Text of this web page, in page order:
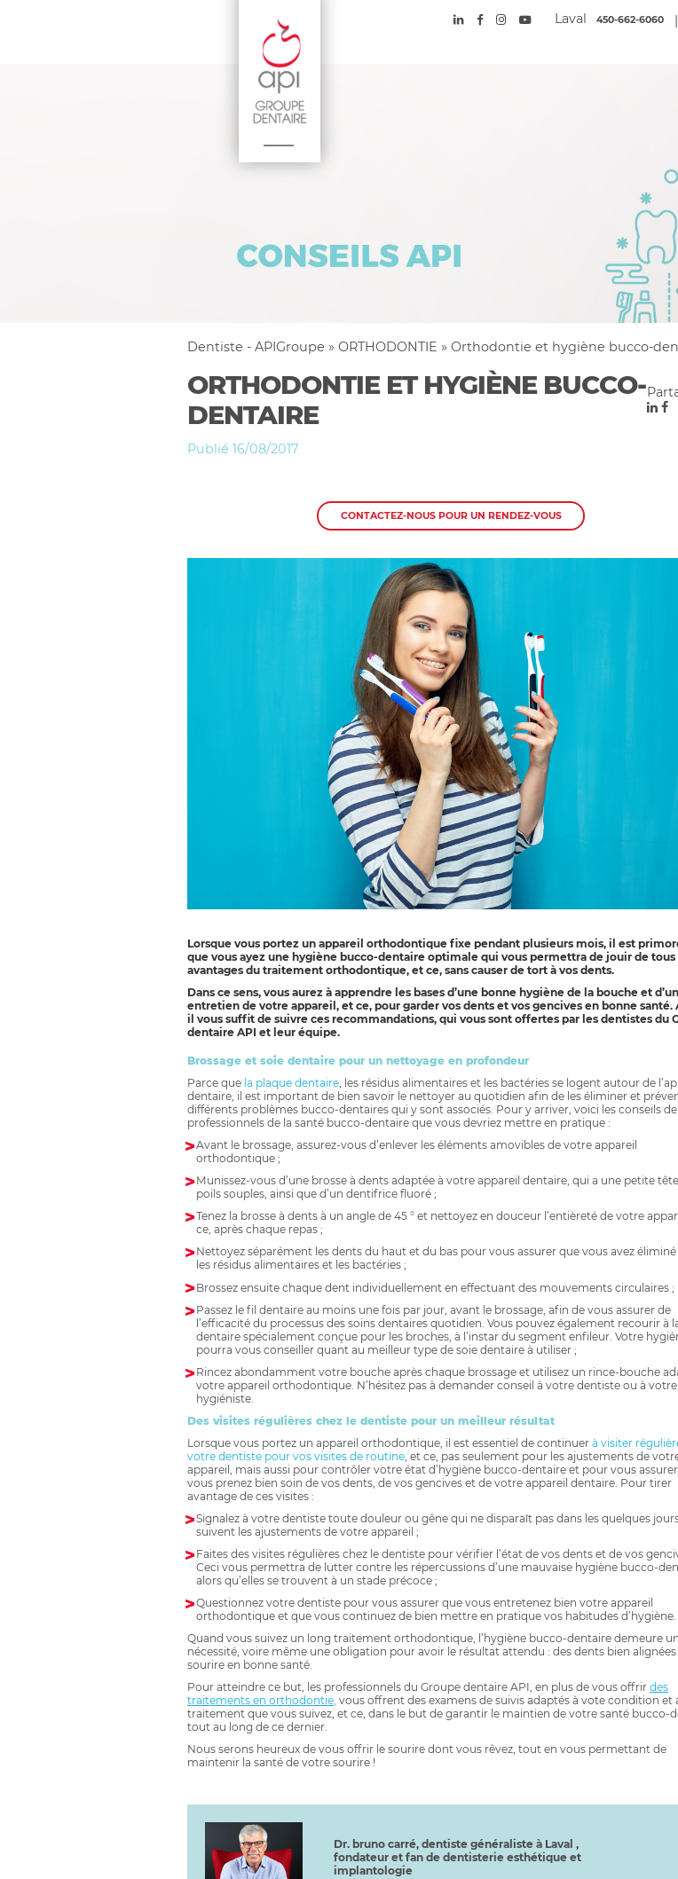
Laval 450-662-6060 |
Dentiste - APIGroupe » ORTHODONTIE » Orthodontie et hygiène bucco-
ORTHODONTIE ET HYGIÈNE BUCCO-
DENTAIRE
Publié 16/08/2017
CONTACTEZ-NOUS POUR UN RENDEZ-VOUS
Lorsque vous portez un appareil orthodontique fixe pendant plusieurs mois, il est
que vous ayez une hygiène bucco-dentaire optimale qui vous permettra de jouir de tous
avantages du traitement orthodontique, et ce, sans causer de tort à vos dents.
Dans ce sens, vous aurez à apprendre les bases d’une bonne hygiène de la bouche et
entretien de votre appareil, et ce, pour garder vos dents et vos gencives en bonne santé.
il vous suffit de suivre ces recommandations, qui vous sont offertes par les dentistes du
dentaire API et leur équipe.
Brossage et soie dentaire pour un nettoyage en profondeur
Parce que la plaque dentaire, les résidus alimentaires et les bactéries se logent autour de
dentaire, il est important de bien savoir le nettoyer au quotidien afin de les éliminer et
différents problèmes bucco-dentaires qui y sont associés. Pour y arriver, voici les conseils
professionnels de la santé bucco-dentaire que vous devriez mettre en pratique :
Avant le brossage, assurez-vous d’enlever les éléments amovibles de votre appareil
orthodontique ;
Munissez-vous d’une brosse à dents adaptée à votre appareil dentaire, qui a une petite
poils souples, ainsi que d’un dentifrice fluoré ;
Tenez la brosse à dents à un angle de 45 ° et nettoyez en douceur l’entièreté de votre
ce, après chaque repas ;
Nettoyez séparément les dents du haut et du bas pour vous assurer que vous avez
les résidus alimentaires et les bactéries ;
Brossez ensuite chaque dent individuellement en effectuant des mouvements circulaires ;
Passez le fil dentaire au moins une fois par jour, avant le brossage, afin de vous assurer de
l’efficacité du processus des soins dentaires quotidien. Vous pouvez également recourir à
dentaire spécialement conçue pour les broches, à l’instar du segment enfileur. Votre
pourra vous conseiller quant au meilleur type de soie dentaire à utiliser ;
Rincez abondamment votre bouche après chaque brossage et utilisez un rince-bouche
votre appareil orthodontique. N’hésitez pas à demander conseil à votre dentiste ou à votre
hygiéniste.
Des visites régulières chez le dentiste pour un meilleur résultat
Lorsque vous portez un appareil orthodontique, il est essentiel de continuer à visiter
votre dentiste pour vos visites de routine , et ce, pas seulement pour les ajustements de
appareil, mais aussi pour contrôler votre état d’hygiène bucco-dentaire et pour vous
vous prenez bien soin de vos dents, de vos gencives et de votre appareil dentaire. Pour tirer
avantage de ces visites :
Signalez à votre dentiste toute douleur ou gêne qui ne disparaît pas dans les quelques
suivent les ajustements de votre appareil ;
Faites des visites régulières chez le dentiste pour vérifier l’état de vos dents et de vos
Ceci vous permettra de lutter contre les répercussions d’une mauvaise hygiène bucco-
alors qu’elles se trouvent à un stade précoce ;
Questionnez votre dentiste pour vous assurer que vous entretenez bien votre appareil
orthodontique et que vous continuez de bien mettre en pratique vos habitudes d’hygiène.
Quand vous suivez un long traitement orthodontique, l’hygiène bucco-dentaire demeure
nécessité, voire même une obligation pour avoir le résultat attendu : des dents bien
sourire en bonne santé.
Pour atteindre ce but, les professionnels du Groupe dentaire API, en plus de vous offrir des
traitements en orthodontie, vous offrent des examens de suivis adaptés à vote condition et
traitement que vous suivez, et ce, dans le but de garantir le maintien de votre santé bucco-
tout au long de ce dernier.
Nous serons heureux de vous offrir le sourire dont vous rêvez, tout en vous permettant de
maintenir la santé de votre sourire !
Dr. bruno carré, dentiste généraliste à Laval ,
fondateur et fan de dentisterie esthétique et
implantologie